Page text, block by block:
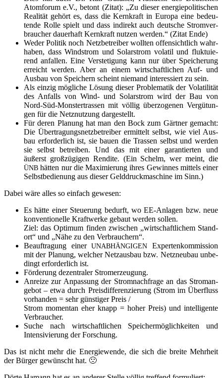
Atom­fo­rum e.V., betont (Zitat): „Zu die­ser ener­gie­po­li­ti­schen
Rea­li­tät gehört es, dass die Kern­kraft in Euro­pa eine bedeu­
ten­de Rol­le spielt und dass indi­rekt auch deut­sche Strom­ver­
brau­cher dau­er­haft Kern­kraft nut­zen wer­den.“ (Zitat Ende)
Weder Poli­tik noch Netz­be­trei­ber woll­ten offen­sicht­lich wahr­
ha­ben, dass Wind­strom und Solar­strom vola­til und fluk­tu­ie­
rend anfal­len. Eine Ver­ste­ti­gung kann nur über Spei­che­rung
erreicht wer­den. Aber an einem wirt­schaft­li­chen Auf- und
Aus­bau von Spei­chern scheint nie­mand inter­es­siert zu sein.
Als ein­zig mög­li­che Lösung die­ser Pro­ble­ma­tik der Vola­ti­li­tät
des Anfalls von Wind- und Solar­strom wird der Bau von
Nord-Süd-Mons­ter­tras­sen mit völ­lig über­zo­ge­nen Ver­gü­tun­
gen für die Netz­nut­zung dargestellt.
Für deren Pla­nung hat man den Bock zum Gärt­ner gemacht:
Die Über­tra­gungs­netz­be­trei­ber ermit­telt selbst, wie viel Aus­
bau erfor­der­lich ist, sie bau­en die Tras­sen selbst und wer­den
sie selbst betrei­ben. Und das mit einer garan­tier­ten und
äußerst groß­zü­gi­gen Ren­di­te. (Ein Schelm, wer meint, die
ÜNB hät­ten nur die Maxi­mie­rung ihres Gewin­nes mit­tels einer
Selbst­be­die­nung aus die­ser Geld­druck­ma­schi­ne im Sinn.)
Dabei wäre alles so ein­fach gewesen:
Es hät­te einer Steue­rung bedurft, wo EE-Anla­gen bzw. neue
kon­ven­tio­nel­le Kraft­wer­ke gebaut wer­den sol­len.
Ziel: das Opti­mum fin­den zwi­schen „wirt­schaft­li­chem Stand­
ort“ und „Nähe zu den Verbrauchern“.
Beauf­tra­gung einerUNABHÄNGIGEN Exper­ten­kom­mis­si­on
mit der Pla­nung, wel­cher Netz­aus­bau bzw. Netz­neu­bau unbe­
dingt erfor­der­lich ist.
För­de­rung dezen­tra­ler Stromerzeugung.
Anrei­ze zur Anpas­sung der Strom­nach­fra­ge an das Strom­an­
ge­bot – etwa durch Preis­dif­fe­ren­zie­rung (Strom im Über­fluss
vor­han­den = sehr güns­ti­ger Preis /
Strom momen­tan eher knapp = hoher Preis) und intel­li­gen­te
Verbraucher.
Suche nach wirt­schaft­li­chen Spei­cher­mög­lich­kei­ten und
Inten­si­vie­rung der Forschung.
Das ist nicht mehr die Ener­gie­wen­de, die sich die brei­te Mehr­heit
der Bür­ger gewünscht hat. 🙁